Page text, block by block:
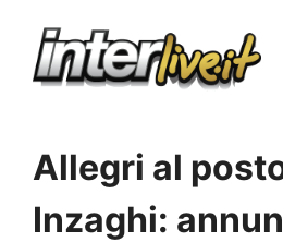
Allegri al
Inzaghi: